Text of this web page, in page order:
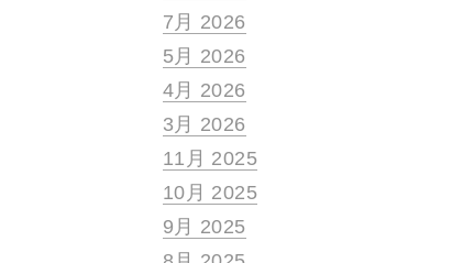
7月 2026
5月 2026
4月 2026
3月 2026
11月 2025
10月 2025
9月 2025